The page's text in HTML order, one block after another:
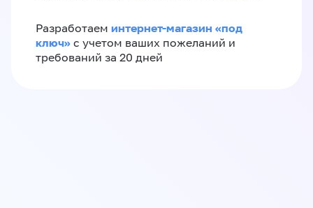
Разработаем интернет-магазин «‎под
ключ»‎ с учетом ваших пожеланий и
требований за 20 дней